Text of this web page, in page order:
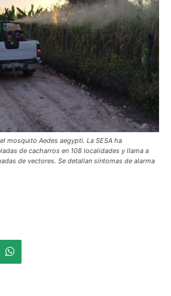
mosquito Aedes aegypti. La SESA ha
de cacharros en 108 localidades y llama a
de vectores. Se detallan síntomas de alarma